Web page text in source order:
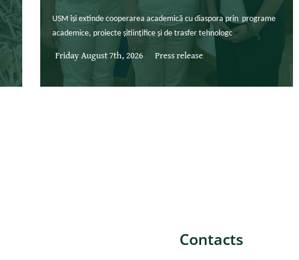
USM își extinde cooperarea academică cu diaspora prin programe
academice, proiecte șitiințifice și de trasfer tehnologc
Friday August 7th, 2026 Press release
Contacts